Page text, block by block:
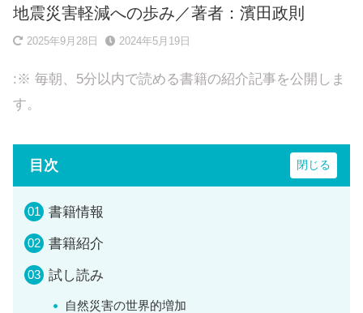
地震災害軽減への歩み／著者：濱田政則
2025年9月28日 2024年5月19日
:※ 毎朝、5分以内で読める書籍の紹介記事を公開しま
す。
目次
書籍情報
書籍紹介
試し読み
自然災害の世界的増加